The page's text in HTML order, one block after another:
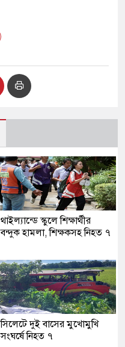
থাইল্যান্ডে স্কুলে শিক্ষার্থীর
বন্দুক হামলা, শিক্ষকসহ নিহত ৭
সিলেটে দুই বাসের মুখোমুখি
সংঘর্ষে নিহত ৭